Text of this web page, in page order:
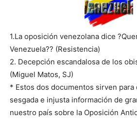
1.La oposición venezolana dice
Venezuela?? (Resistencia)
2. Decepción escandalosa de los
(Miguel Matos, SJ)
* Estos dos documentos sirven para
sesgada e injusta información de
nuestro país sobre la Oposición